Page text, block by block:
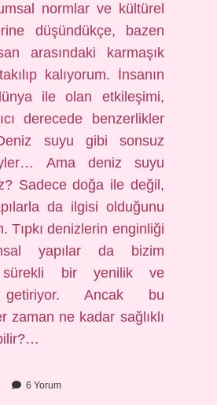
normlar ve kültürel
düşündükçe, bazen
arasındaki karmaşık
kalıyorum. İnsanın
ile olan etkileşimi,
derecede benzerlikler
suyu gibi sonsuz
Ama deniz suyu
Sadece doğa ile değil,
da ilgisi olduğunu
Tıpkı denizlerin enginliği
yapılar da bizim
sürekli bir yenilik ve
getiriyor. Ancak bu
zaman ne kadar sağlıklı
6 Yorum